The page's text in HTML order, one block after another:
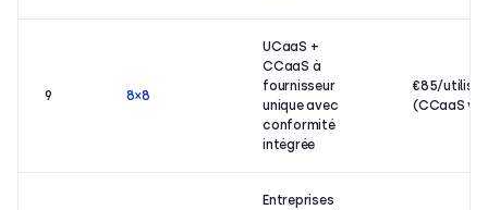
9 8×8
UCaaS +
CCaaS à
fournisseur
unique avec
conformité
intégrée
€85/
(CCaaS
Entreprises